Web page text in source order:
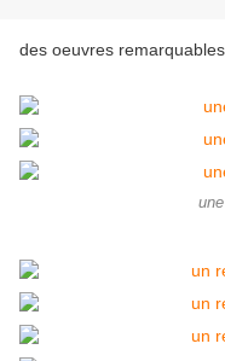
des oeuvres